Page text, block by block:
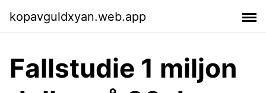
kopavguldxyan.web.app
Fallstudie 1 miljon